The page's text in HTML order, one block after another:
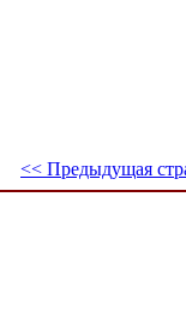
<< Предыдущая